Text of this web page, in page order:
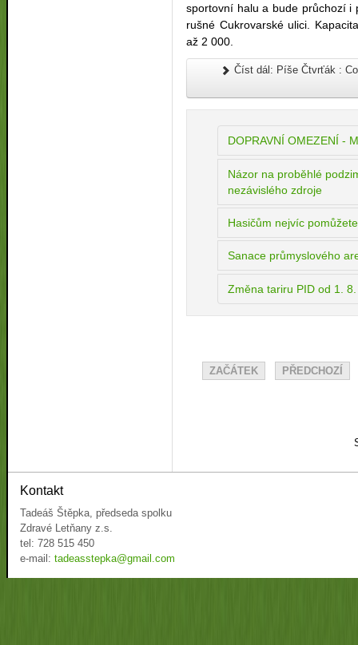
sportovní halu a bude průchozí i
rušné Cukrovarské ulici.
až 2 000.
Číst dál: Píše Čtvrťák :
DOPRAVNÍ OMEZENÍ -
Názor na proběhlé
nezávislého zdroje
Hasičům nejvíc
Sanace průmyslového
Změna tariru PID od 1.
ZAČÁTEK PŘEDCHOZÍ
Kontakt
Tadeáš Štěpka, předseda spolku
Zdravé Letňany z.s.
tel: 728 515 450
e-mail: tadeasstepka@gmail.com